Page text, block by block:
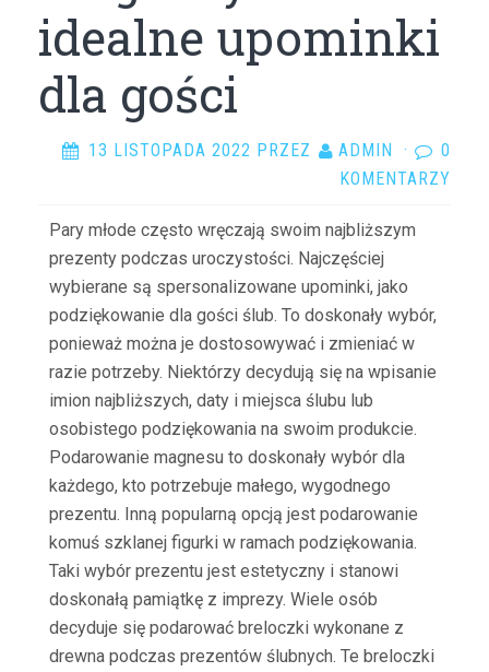
idealne upominki
dla gości
13 LISTOPADA 2022 PRZEZ ADMIN ·
0
KOMENTARZY
Pary młode często wręczają swoim najbliższym
prezenty podczas uroczystości. Najczęściej
wybierane są spersonalizowane upominki, jako
podziękowanie dla gości ślub. To doskonały wybór,
ponieważ można je dostosowywać i zmieniać w
razie potrzeby. Niektórzy decydują się na wpisanie
imion najbliższych, daty i miejsca ślubu lub
osobistego podziękowania na swoim produkcie.
Podarowanie magnesu to doskonały wybór dla
każdego, kto potrzebuje małego, wygodnego
prezentu. Inną popularną opcją jest podarowanie
komuś szklanej figurki w ramach podziękowania.
Taki wybór prezentu jest estetyczny i stanowi
doskonałą pamiątkę z imprezy. Wiele osób
decyduje się podarować breloczki wykonane z
drewna podczas prezentów ślubnych. Te breloczki